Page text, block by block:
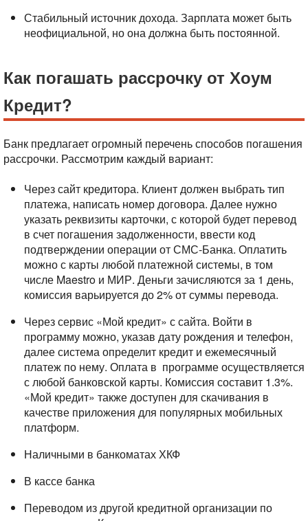
Стабильный источник дохода. Зарплата может быть
неофициальной, но она должна быть постоянной.
Как погашать рассрочку от Хоум
Кредит?
Банк предлагает огромный перечень способов погашения
рассрочки. Рассмотрим каждый вариант:
Через сайт кредитора. Клиент должен выбрать тип
платежа, написать номер договора. Далее нужно
указать реквизиты карточки, с которой будет перевод
в счет погашения задолженности, ввести код
подтверждении операции от СМС-Банка. Оплатить
можно с карты любой платежной системы, в том
числе Maestro и МИР. Деньги зачисляются за 1 день,
комиссия варьируется до 2% от суммы перевода.
Через сервис «Мой кредит» с сайта. Войти в
программу можно, указав дату рождения и телефон,
далее система определит кредит и ежемесячный
платеж по нему. Оплата в программе осуществляется
с любой банковской карты. Комиссия составит 1.3%.
«Мой кредит» также доступен для скачивания в
качестве приложения для популярных мобильных
платформ.
Наличными в банкоматах ХКФ
В кассе банка
Переводом из другой кредитной организации по